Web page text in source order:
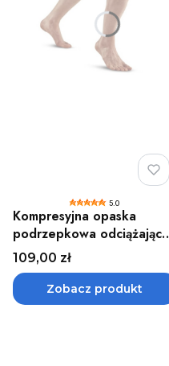
5.0
Kompresyjna opaska
podrzepkowa odciążająca
do biegania i ćwiczeń CEP
Cena
109,00 zł
Zobacz produkt